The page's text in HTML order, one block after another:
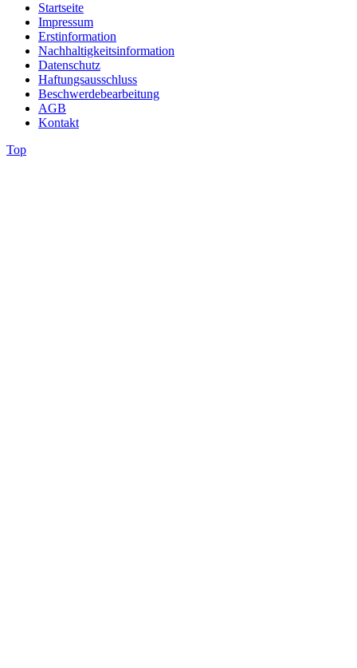
Startseite
Impressum
Erstinformation
Nachhaltigkeitsinformation
Datenschutz
Haftungsausschluss
Beschwerdebearbeitung
AGB
Kontakt
Top